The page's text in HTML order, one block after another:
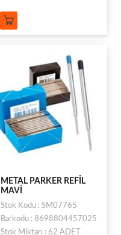
METAL PARKER REFİL
MAVİ
Stok Kodu : SM07765
Barkodu : 8698804457025
Stok Miktarı : 62 ADET